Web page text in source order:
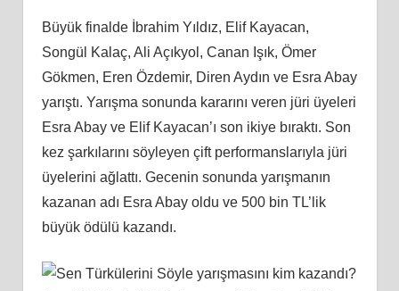
Büyük finalde İbrahim Yıldız, Elif Kayacan,
Songül Kalaç, Ali Açıkyol, Canan Işık, Ömer
Gökmen, Eren Özdemir, Diren Aydın ve Esra Abay
yarıştı. Yarışma sonunda kararını veren jüri üyeleri
Esra Abay ve Elif Kayacan’ı son ikiye bıraktı. Son
kez şarkılarını söyleyen çift performanslarıyla jüri
üyelerini ağlattı. Gecenin sonunda yarışmanın
kazanan adı Esra Abay oldu ve 500 bin TL’lik
büyük ödülü kazandı.